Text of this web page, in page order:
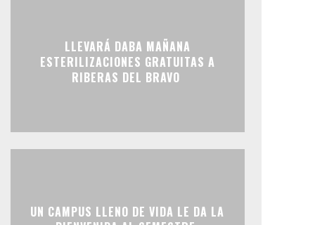
LLEVARÁ DABA MAÑANA
ESTERILIZACIONES GRATUITAS A
RIBERAS DEL BRAVO
UN CAMPUS LLENO DE VIDA LE DA LA